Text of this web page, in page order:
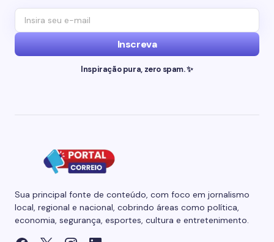
Inscreva
Inspiração pura, zero spam. ✨
Sua principal fonte de conteúdo, com foco em jornalismo
local, regional e nacional, cobrindo áreas como política,
economia, segurança, esportes, cultura e entretenimento.